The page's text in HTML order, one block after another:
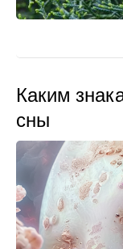
Каким
сны